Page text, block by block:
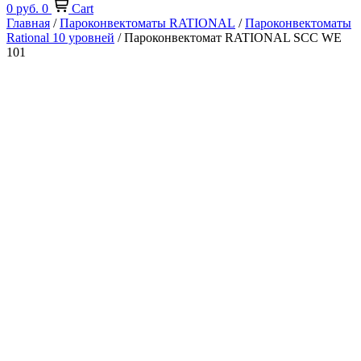
0 руб. 0
Cart
Главная /Пароконвектоматы RATIONAL /Пароконвектоматы
Rational 10 уровней / Пароконвектомат RATIONAL SCC WE
101